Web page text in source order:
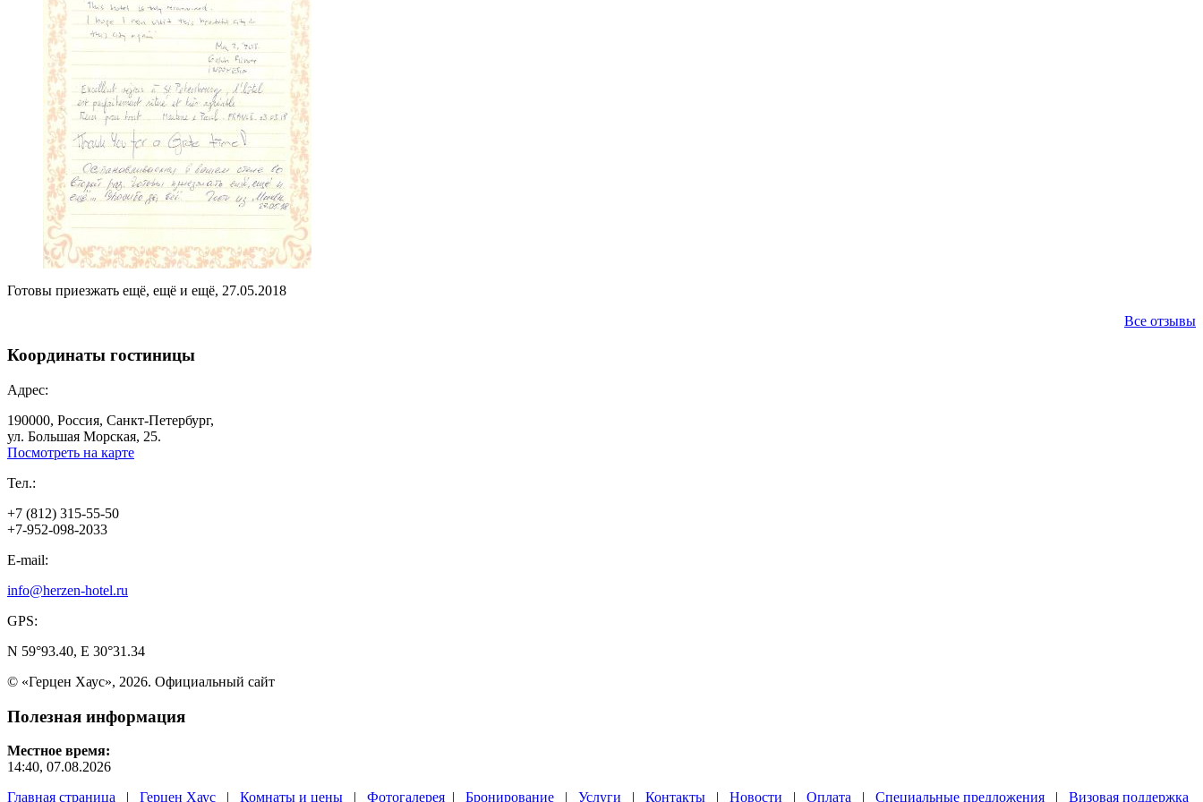
Готовы приезжать ещё, ещё и ещё, 27.05.2018
Все отзывы
Координаты гостиницы
Адрес:
190000, Россия, Санкт-Петербург,
ул. Большая Морская, 25.
Посмотреть на карте
Тел.:
+7 (812) 315-55-50
+7-952-098-2033
E-mail:
info@herzen-hotel.ru
GPS:
N 59°93.40, E 30°31.34
© «Герцен Хаус», 2026. Официальный сайт
Полезная информация
Местное время:
14:40, 07.08.2026
Главная страница | Герцен Хаус | Комнаты и цены | Фотогалерея | Бронирование | Услуги | Контакты | Новости | Оплата | Специальные предложения | Визовая поддержка